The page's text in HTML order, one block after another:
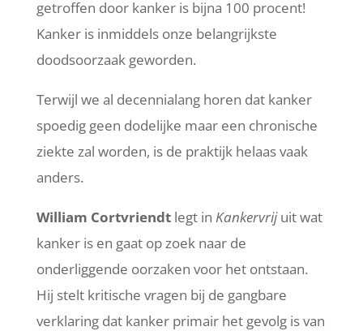
getroffen door kanker is bijna 100 procent!
Kanker is inmiddels onze belangrijkste
doodsoorzaak geworden.
Terwijl we al decennialang horen dat kanker
spoedig geen dodelijke maar een chronische
ziekte zal worden, is de praktijk helaas vaak
anders.
William Cortvriendtlegt in Kankervrijuit wat
kanker is en gaat op zoek naar de
onderliggende oorzaken voor het ontstaan.
Hij stelt kritische vragen bij de gangbare
verklaring dat kanker primair het gevolg is van